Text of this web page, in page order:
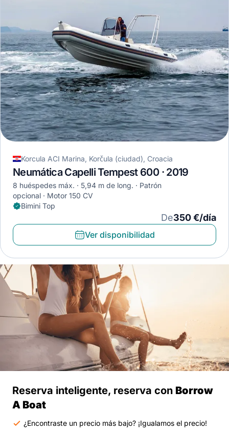
Korcula ACI Marina, Korčula (ciudad), Croacia
Neumática Capelli Tempest 600 · 2019
8 huéspedes máx. 5,94 m de long.
Patrón
opcional
Motor 150 CV
Bimini Top
De350 €/día
Ver disponibilidad
Reserva inteligente, reserva con Borrow
A Boat
¿Encontraste un precio más bajo? ¡Igualamos el precio!